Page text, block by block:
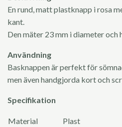
En rund, matt plastknapp i rosa
kant.
Den mäter 23 mm i diameter och
Användning
Basknappen är perfekt för
men även handgjorda kort och
Specifikation
Material
Plast